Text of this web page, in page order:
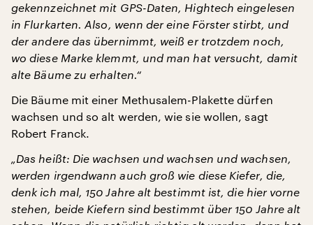
gekennzeichnet mit GPS-Daten, Hightech eingelesen
in Flurkarten. Also, wenn der eine Förster stirbt, und
der andere das übernimmt, weiß er trotzdem noch,
wo diese Marke klemmt, und man hat versucht, damit
alte Bäume zu erhalten.“
Die Bäume mit einer Methusalem-Plakette dürfen
wachsen und so alt werden, wie sie wollen, sagt
Robert Franck.
„Das heißt: Die wachsen und wachsen und wachsen,
werden irgendwann auch groß wie diese Kiefer, die,
denk ich mal, 150 Jahre alt bestimmt ist, die hier vorne
stehen, beide Kiefern sind bestimmt über 150 Jahre alt